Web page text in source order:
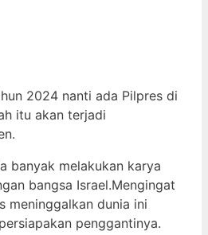
2024 nanti ada Pilpres di
itu akan terjadi
banyak melakukan karya
bangsa Israel.Mengingat
meninggalkan dunia ini
penggantinya.